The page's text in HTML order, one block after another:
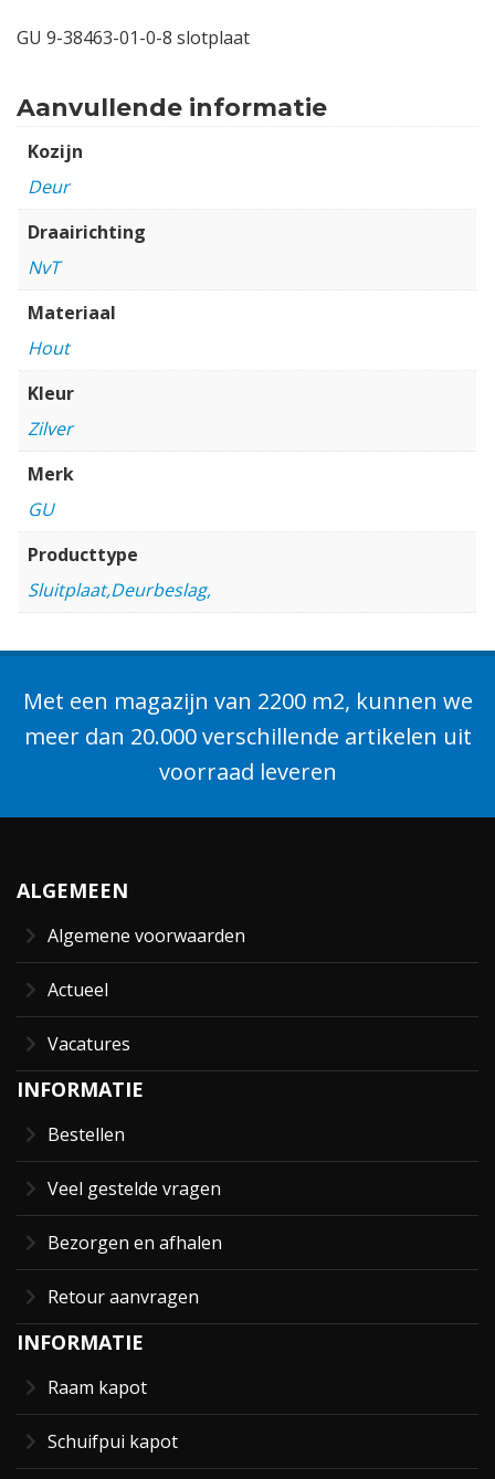
GU 9-38463-01-0-8 slotplaat
Aanvullende informatie
Kozijn
Deur
Draairichting
NvT
Materiaal
Hout
Kleur
Zilver
Merk
GU
Producttype
Sluitplaat,Deurbeslag,
Met een magazijn van 2200 m2, kunnen we
meer dan 20.000 verschillende artikelen uit
voorraad leveren
ALGEMEEN
Algemene voorwaarden
Actueel
Vacatures
INFORMATIE
Bestellen
Veel gestelde vragen
Bezorgen en afhalen
Retour aanvragen
INFORMATIE
Raam kapot
Schuifpui kapot